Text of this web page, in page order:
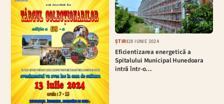
ȘTIRI28 IUNIE 2024
Eficientizarea energetică a
Spitalului Municipal Hunedoara
intră într-o…